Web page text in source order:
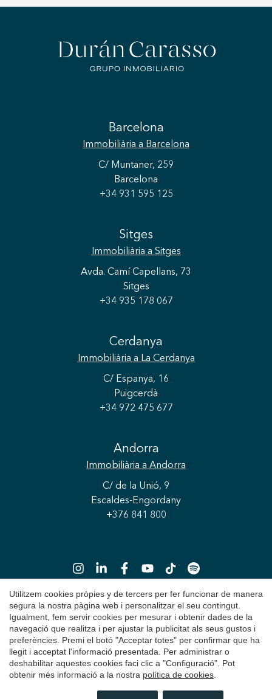
Barcelona
Immobiliària a Barcelona
C/ Muntaner, 259
Barcelona
+34 931 595 125
Sitges
Immobiliària a Sitges
Avda. Camí Capellans, 73
Sitges
+34 935 178 067
Cerdanya
Immobiliària a La Cerdanya
C/ Espanya, 16
Puigcerdà
+34 972 475 677
Andorra
Immobiliària a Andorra
C/ de la Unió, 9
Escaldes-Engordany
+376 841 800
Copyright 2026 © Durán Carasso
Avís Legal
Política de Privacitat
Utilitzem cookies pròpies y de tercers per fer funcionar de manera
segura la nostra pàgina web i personalitzar el seu contingut.
Igualment, fem servir cookies per mesurar i obtenir dades de la
navegació que realitza i per ajustar la publicitat als seus gustos i
preferències. Premi el botó "Acceptar totes" per confirmar que ha
llegit i acceptat l'informació presentada. Per administrar o
deshabilitar aquestes cookies faci clic a "Configuració". Pot
obtenir més informació a la nostra política de cookies.
Guardar configuració Acceptar totes